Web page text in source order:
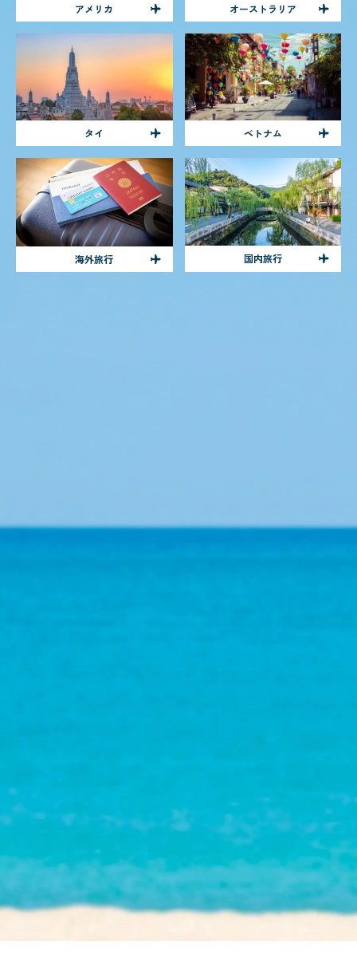
アメリカ オーストラリア
タイ ベトナム
海外旅行 国内旅行